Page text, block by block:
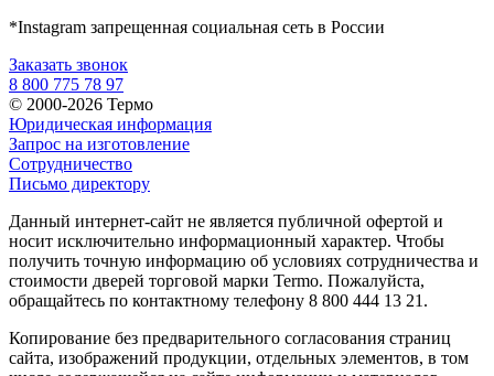
*Instagram запрещенная социальная сеть в России
Заказать звонок
8 800 775 78 97
© 2000-2026 Термо
Юридическая информация
Запрос на изготовление
Сотрудничество
Письмо директору
Данный интернет-сайт не является публичной офертой и
носит исключительно информационный характер. Чтобы
получить точную информацию об условиях сотрудничества и
стоимости дверей торговой марки Termo. Пожалуйста,
обращайтесь по контактному телефону 8 800 444 13 21.
Копирование без предварительного согласования страниц
сайта, изображений продукции, отдельных элементов, в том